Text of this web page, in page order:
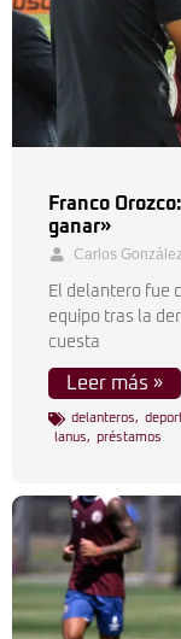
Franco
ganar»
Carlos
El delantero fue
equipo tras la
cuesta
Leer más »
delanteros,
lanus, préstamos